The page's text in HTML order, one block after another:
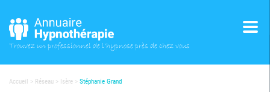
Trouvez un professionnelde l'hypnose près de chez vous
Accueil Réseau Isère Stéphanie Grand